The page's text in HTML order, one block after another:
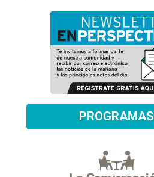
PROGRAMAS